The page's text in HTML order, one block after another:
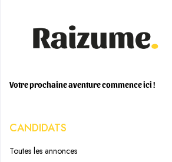
Votre prochaine aventure commence ici !
CANDIDATS
Toutes les annonces